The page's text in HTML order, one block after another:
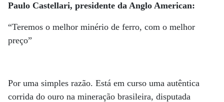
Paulo Castellari, presidente da Anglo American:
“Teremos o melhor minério de ferro, com o melhor
preço”
Por uma simples razão. Está em curso uma autêntica
corrida do ouro na mineração brasileira, disputada